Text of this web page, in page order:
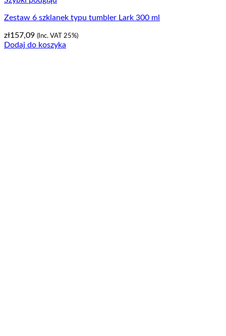
Zestaw 6 szklanek typu tumbler Lark 300 ml
zł157,09 (Inc. VAT 25%)
Dodaj do koszyka